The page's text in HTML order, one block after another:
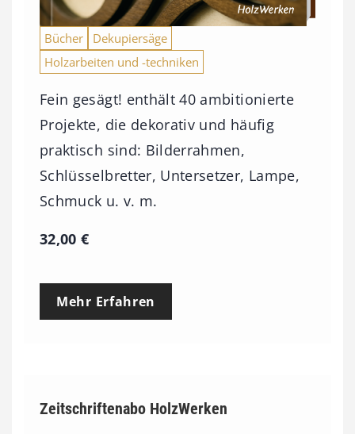
Bücher
Dekupiersäge
Holzarbeiten und -techniken
Fein gesägt! enthält 40 ambitionierte
Projekte, die dekorativ und häufig
praktisch sind: Bilderrahmen,
Schlüsselbretter, Untersetzer, Lampe,
Schmuck u. v. m.
32,00€
Mehr Erfahren
Zeitschriftenabo HolzWerken